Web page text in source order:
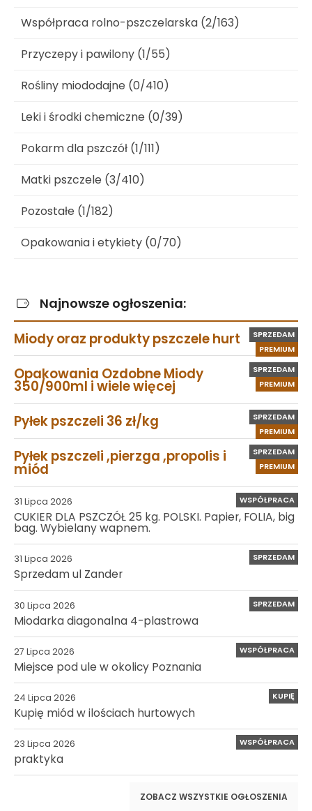
Współpraca rolno-pszczelarska (2/163)
Przyczepy i pawilony (1/55)
Rośliny miododajne (0/410)
Leki i środki chemiczne (0/39)
Pokarm dla pszczół (1/111)
Matki pszczele (3/410)
Pozostałe (1/182)
Opakowania i etykiety (0/70)
Najnowsze ogłoszenia:
PREMIUM
SPRZEDAM
Miody oraz produkty pszczele hurt
PREMIUM
SPRZEDAM
Opakowania Ozdobne Miody
350/900ml i wiele więcej
PREMIUM
SPRZEDAM
Pyłek pszczeli 36 zł/kg
PREMIUM
SPRZEDAM
Pyłek pszczeli ,pierzga ,propolis i
miód
31 Lipca 2026 WSPÓŁPRACA
CUKIER DLA PSZCZÓŁ 25 kg. POLSKI. Papier, FOLIA, big
bag. Wybielany wapnem.
31 Lipca 2026 SPRZEDAM
Sprzedam ul Zander
30 Lipca 2026 SPRZEDAM
Miodarka diagonalna 4-plastrowa
27 Lipca 2026 WSPÓŁPRACA
Miejsce pod ule w okolicy Poznania
24 Lipca 2026 KUPIĘ
Kupię miód w ilościach hurtowych
23 Lipca 2026 WSPÓŁPRACA
praktyka
ZOBACZ WSZYSTKIE OGŁOSZENIA